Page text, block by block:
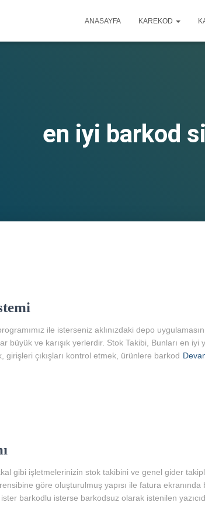
ANASAYFA KAREKOD
en iyi barkod
ile isterseniz aklınızdaki depo
büyük ve karışık yerlerdir. Stok Takibi, Bunları en
çıkışları kontrol etmek, ürünlere barkod
gibi işletmelerinizin stok takibini ve genel gider
göre oluşturulmuş yapısı ile fatura
barkodlu isterse barkodsuz olarak istenilen